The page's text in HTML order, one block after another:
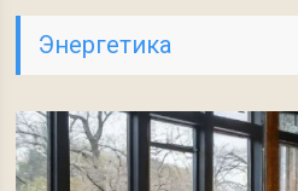
Энергетика